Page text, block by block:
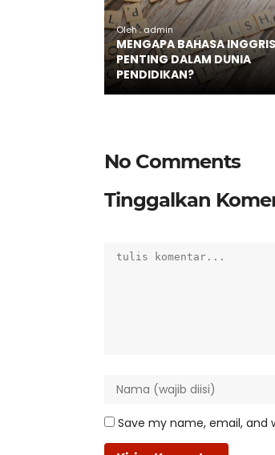
Oleh : admin
MENGAPA BAHASA INGGRIS
PENTING DALAM DUNIA
PENDIDIKAN?
No Comments
Tinggalkan
Save my name, email,